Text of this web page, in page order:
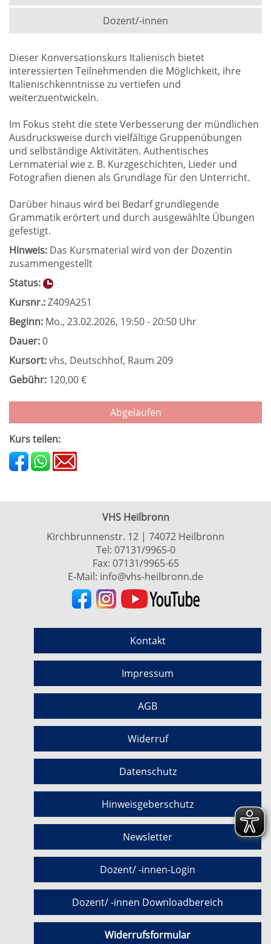
Dozent/-innen
Dieser Konversationskurs Italienisch bietet
interessierten Teilnehmenden die Möglichkeit, ihre
Italienischkenntnisse zu vertiefen und
weiterzuentwickeln.
Im Fokus steht die stete Verbesserung der mündlichen
Ausdrucksweise durch vielfältige Gruppenübungen
und selbständige Aktivitäten. Authentisches
Lernmaterial wie z. B. Kurzgeschichten, Lieder und
Fotografien dienen als Grundlage für den Unterricht.
Darüber hinaus wird bei Bedarf grundlegende
Grammatik erörtert und durch ausgewählte Übungen
gefestigt.
Hinweis: Das Kursmaterial wird von der Dozentin
zusammengestellt
Status:
Kursnr.:Z409A251
Beginn: Mo., 23.02.2026, 19:50 - 20:50 Uhr
Dauer:0
Kursort:vhs, Deutschhof, Raum 209
Gebühr: 120,00 €
Abgelaufen
Kurs teilen:
VHS Heilbronn
Kirchbrunnenstr. 12 | 74072 Heilbronn
Tel: 07131/9965-0
Fax: 07131/9965-65
E-Mail: info@vhs-heilbronn.de
Kontakt
Impressum
AGB
Widerruf
Datenschutz
Hinweisgeberschutz
Newsletter
Dozent/ -innen-Login
Dozent/ -innen Downloadbereich
Widerrufsformular